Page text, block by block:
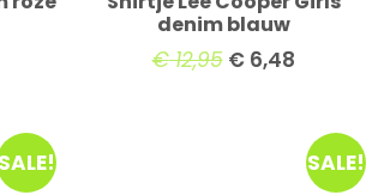
denim blauw
€12,95 €6,48
SALE!